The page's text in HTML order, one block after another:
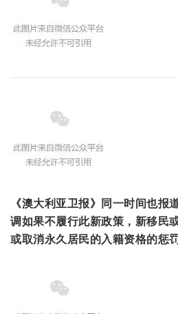
《澳大利亚卫报》同一时间也报
调如果不履行此新政策，新移民
或取消永久居民的入籍资格的惩罚